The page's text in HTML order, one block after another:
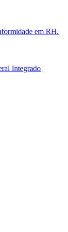
em RH.​​
Integrado​​